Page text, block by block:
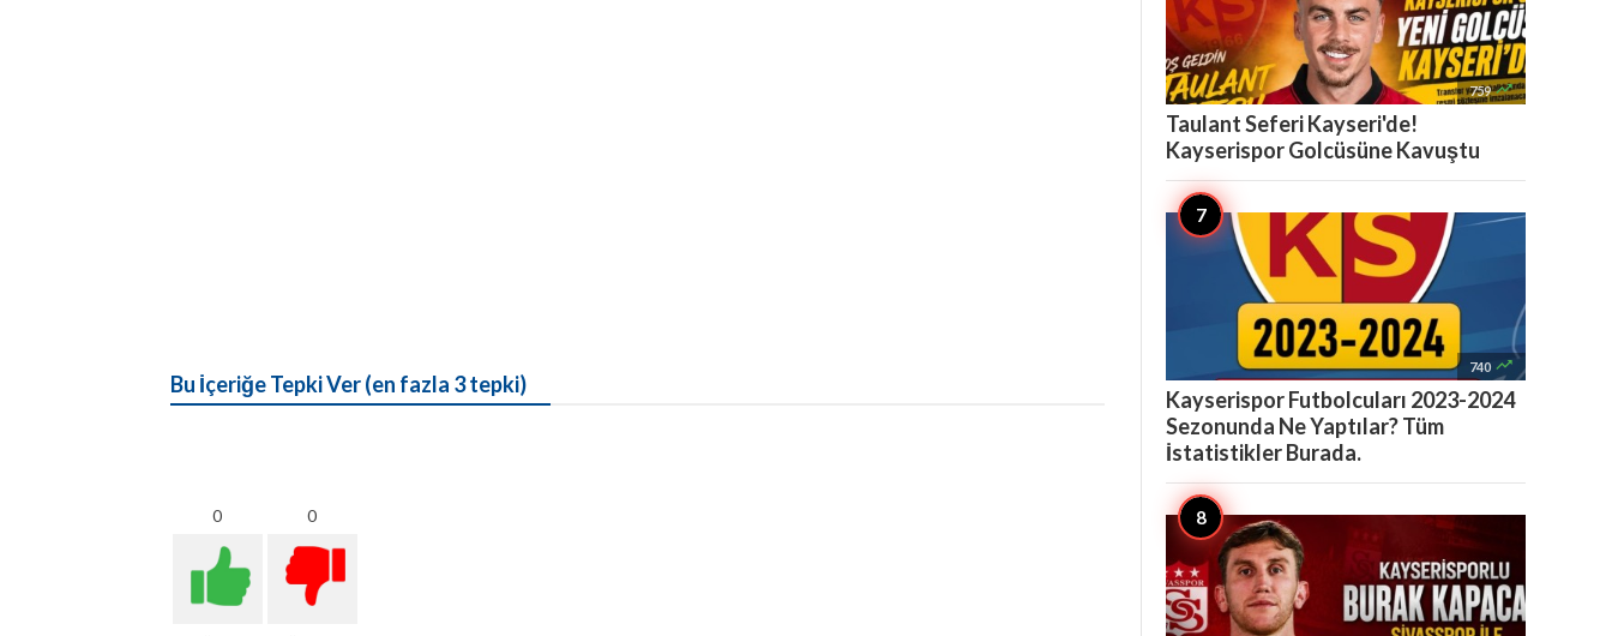
Bu İçeriğe Tepki Ver (en fazla 3 tepki)
0 0
759 
Taulant Seferi Kayseri'de!
Kayserispor Golcüsüne Kavuştu
740 
Kayserispor Futbolcuları 2023-2024
Sezonunda Ne Yaptılar? Tüm
İstatistikler Burada.